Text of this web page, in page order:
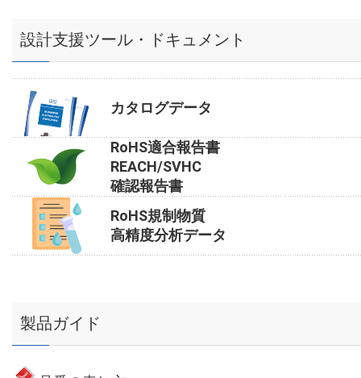
設計支援ツール・ドキュメント
カタログデータ
RoHS適合報告書
REACH/SVHC
確認報告書
RoHS規制物質
高精度分析データ
製品ガイド